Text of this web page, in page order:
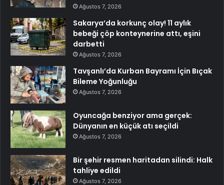
Ağustos 7, 2026
Sakarya’da korkunç olay! 11 aylık
bebeği çöp konteynerine attı, eşini
darbetti
Ağustos 7, 2026
Tavşanlı’da Kurban Bayramı İçin Bıçak
Bileme Yoğunluğu
Ağustos 7, 2026
Oyuncağa benziyor ama gerçek:
Dünyanın en küçük atı seçildi
Ağustos 7, 2026
Bir şehir resmen haritadan silindi: Halk
tahliye edildi
Ağustos 7, 2026